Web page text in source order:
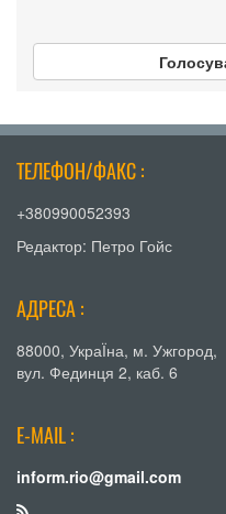
ТЕЛЕФОН/ФАКС :
+380990052393
Редактор: Петро Гойс
АДРЕСА :
88000, УкраЇна, м. Ужгород,
вул. Фединця 2, каб. 6
E-MAIL :
inform.rio@gmail.com